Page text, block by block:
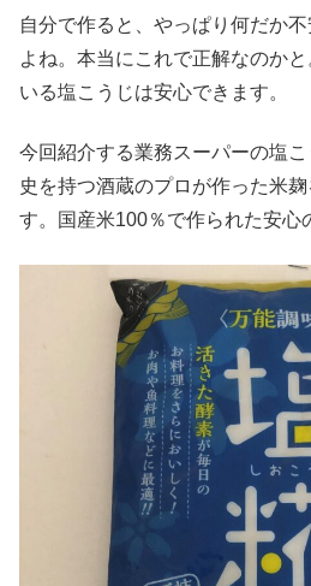
自分で作ると、やっぱり何だか
よね。本当にこれで正解なのか
いる塩こうじは安心できます。
今回紹介する業務スーパーの塩
史を持つ酒蔵のプロが作った米
す。国産米100％で作られた安心